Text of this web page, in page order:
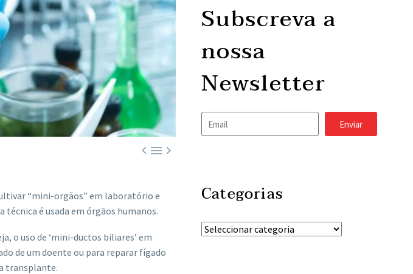

“mini-orgãos” em laboratório e
é usada em órgãos humanos.
o uso de ‘mini-ductos biliares’ em
de um doente ou para reparar fígado
transplante.
Subscreva a
nossa
Newsletter
Enviar
Categorias